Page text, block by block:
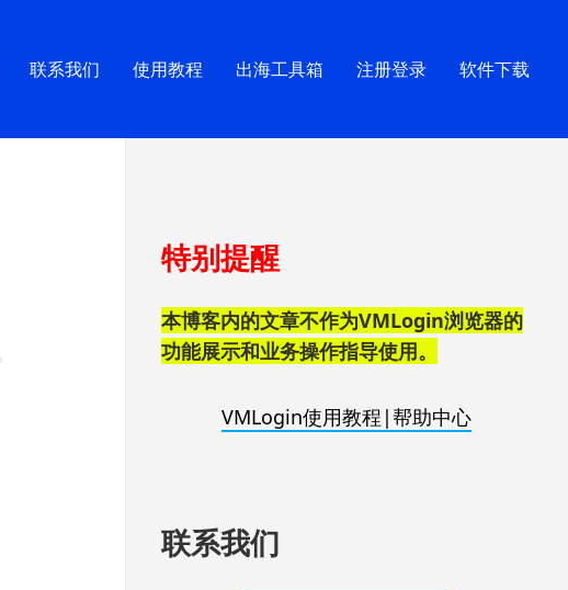
联系我们 使用教程 出海工具箱 注册登录 软件下载
至
脚
特别提醒
本博客内的文章不作为VMLogin浏览器的
功能展示和业务操作指导使用。
VMLogin使用教程|帮助中心
联系我们